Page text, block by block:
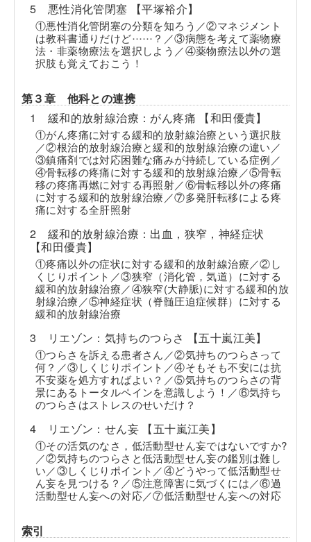
5 悪性消化管閉塞 【平塚裕介】
①悪性消化管閉塞の分類を知ろう／②マネジメント
は教科書通りだけど…… ？／③病態を考えて薬物療
法・非薬物療法を選択しよう／④薬物療法以外の選
択肢も覚えておこう！
第３章 他科との連携
1 緩和的放射線治療：がん疼痛 【和田優貴】
①がん疼痛に対する緩和的放射線治療という選択肢
／②根治的放射線治療と緩和的放射線治療の違い／
③鎮痛剤では対応困難な痛みが持続している症例／
④骨転移の疼痛に対する緩和的放射線治療／⑤骨転
移の疼痛再燃に対する再照射／⑥骨転移以外の疼痛
に対する緩和的放射線治療／⑦多発肝転移による疼
痛に対する全肝照射
2 緩和的放射線治療：出血，狭窄，神経症状
【和田優貴】
①疼痛以外の症状に対する緩和的放射線治療／②し
くじりポイント／③狭窄（消化管，気道）に対する
緩和的放射線治療／④狭窄(大静脈)に対する緩和的放
射線治療／⑤神経症状（脊髄圧迫症候群）に対する
緩和的放射線治療
3 リエゾン：気持ちのつらさ 【五十嵐江美】
①つらさを訴える患者さん／②気持ちのつらさって
何？／③しくじりポイント／④そもそも不安には抗
不安薬を処方すればよい？／⑤気持ちのつらさの背
景にあるトータルペインを意識しよう！／⑥気持ち
のつらさはストレスのせいだけ？
4 リエゾン：せん妄 【五十嵐江美】
①その活気のなさ，低活動型せん妄ではないですか?
／②気持ちのつらさと低活動型せん妄の鑑別は難し
い／③しくじりポイント／④どうやって低活動型せ
ん妄を見つける？／⑤注意障害に気づくには／⑥過
活動型せん妄への対応／⑦低活動型せん妄への対応
索引